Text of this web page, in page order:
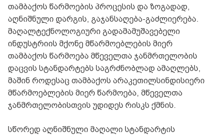
თამბაქოს წარმოების პროცესის და ზოგადად,
აღნიშნული დარგის, გაჯანსაღება-გაძლიერება.
მაღალტექნოლოგიური გადამამუშავებელი
ინდუსტრიის მქონე მწარმოებლების მიერ
თამბაქოს წარმოება მწეველთა ჯანმრთელობის
დაცვის სტანდარტებს საგრძნობლად ამაღლებს,
მაშინ როდესაც თამბაქოს არაკეთილსინდისიერი
მწარმოებლების მიერ წარმოება, მწეველთა
ჯანმრთელობისთვის უდიდეს რისკს ქმნის.
სწორედ აღნიშნული მაღალი სტანდარტის